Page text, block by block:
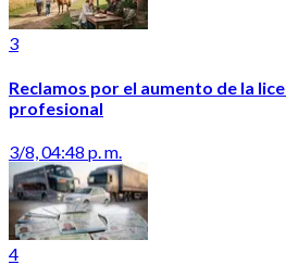
3
Reclamos por el aumento de la
profesional
3/8, 04:48 p. m.
4